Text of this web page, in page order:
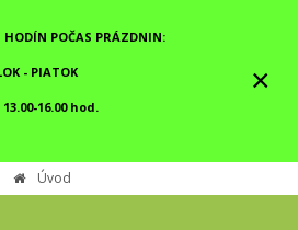
POČAS PRÁZDNIN:
- PIATOK
16.00 hod.
×
Úvod